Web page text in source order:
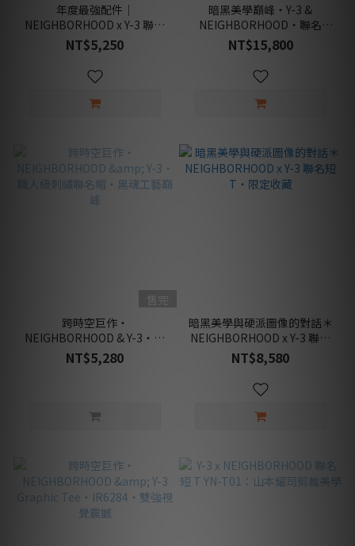
年度最強配件｜
NEIGHBORHOOD x Y-3 聯名
腰帶｜職人級黑魂工藝重擊
NT$5,250
暗黑美學巔峰・Y-3 &
NEIGHBORHOOD・聯名
Hoodie・山本耀司式剪裁
NT$15,800
售完
跨時空巨作・
NEIGHBORHOOD & Y-3・職
人級刺繡聯名帽・黑魂工藝巔
峰
NT$5,280
暗黑美學與硬派圖像的對話＊
NEIGHBORHOOD x Y-3 聯名
短 T・限定收藏
NT$8,580